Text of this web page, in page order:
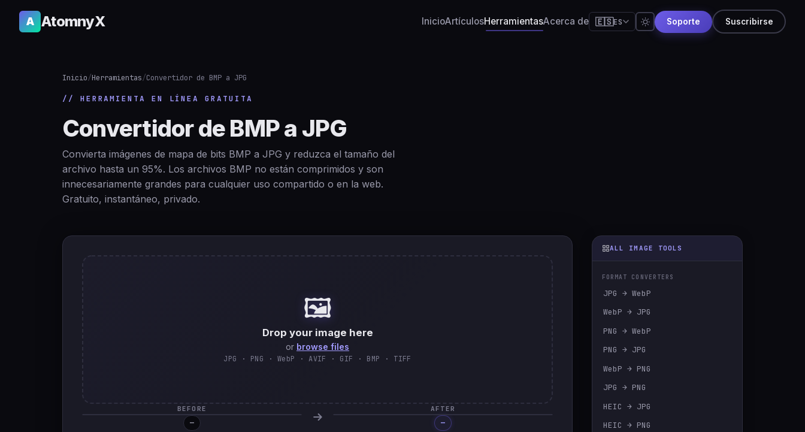
A AtomnyX InicioArtículosHerramientasAcerca de 🇪🇸ES Soporte Suscribirse
Inicio/Herramientas/Convertidor de BMP a JPG
// HERRAMIENTA EN LÍNEA GRATUITA
Convertidor de BMP a JPG
Convierta imágenes de mapa de bits BMP a JPG y reduzca el tamaño del
archivo hasta un 95%. Los archivos BMP no están comprimidos y son
innecesariamente grandes para cualquier uso compartido o en la web.
Gratuito, instantáneo, privado.
🖼️
Drop your image here
or browse files
JPG · PNG · WebP · AVIF · GIF · BMP · TIFF
BEFORE
—
AFTER
Processing…
—
ALL IMAGE TOOLS
FORMAT CONVERTERS
JPG → WebP
WebP → JPG
PNG → WebP
PNG → JPG
WebP → PNG
JPG → PNG
HEIC → JPG
HEIC → PNG